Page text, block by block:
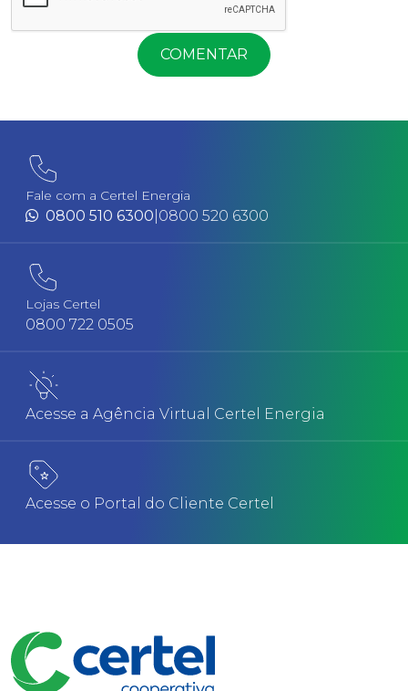
COMENTAR
Fale com a Certel Energia
0800 510 6300 0800 520 6300
Lojas Certel
0800 722 0505
Acesse a Agência Virtual Certel Energia
Acesse o Portal do Cliente Certel